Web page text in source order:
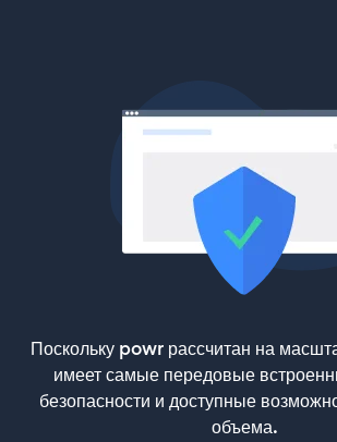
Поскольку powr рассчитан на
имеет самые передовые
безопасности и доступные
объема.